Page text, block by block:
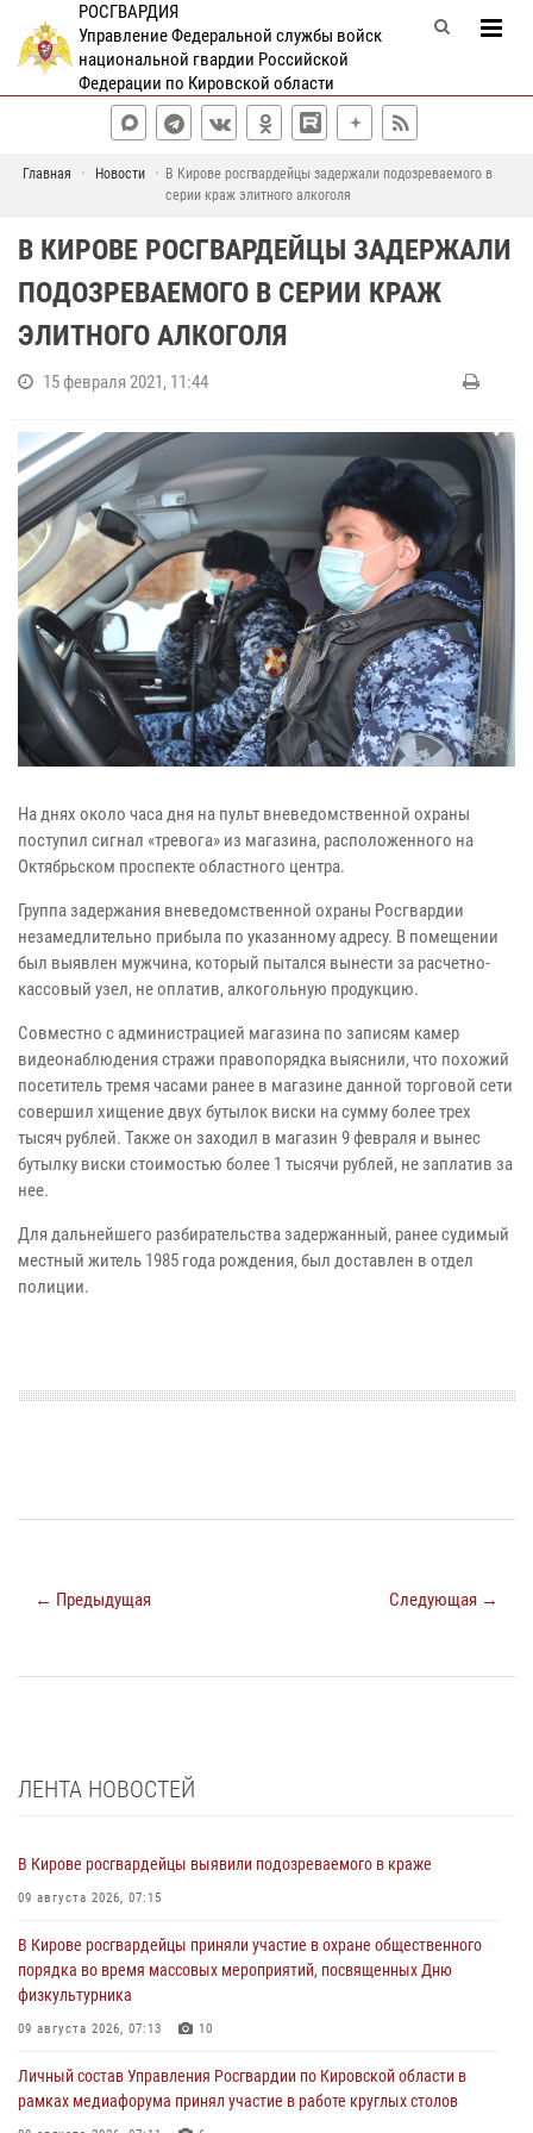
РОСГВАРДИЯ
Управление Федеральной службы войск
национальной гвардии Российской
Федерации по Кировской области
Главная Новости
В Кирове росгвардейцы задержали подозреваемого в
серии краж элитного алкоголя
В КИРОВЕ РОСГВАРДЕЙЦЫ ЗАДЕРЖАЛИ
ПОДОЗРЕВАЕМОГО В СЕРИИ КРАЖ
ЭЛИТНОГО АЛКОГОЛЯ
15 февраля 2021, 11:44
На днях около часа дня на пульт вневедомственной охраны
поступил сигнал «тревога» из магазина, расположенного на
Октябрьском проспекте областного центра.
Группа задержания вневедомственной охраны Росгвардии
незамедлительно прибыла по указанному адресу. В помещении
был выявлен мужчина, который пытался вынести за расчетно-
кассовый узел, не оплатив, алкогольную продукцию.
Совместно с администрацией магазина по записям камер
видеонаблюдения стражи правопорядка выяснили, что похожий
посетитель тремя часами ранее в магазине данной торговой сети
совершил хищение двух бутылок виски на сумму более трех
тысяч рублей. Также он заходил в магазин 9 февраля и вынес
бутылку виски стоимостью более 1 тысячи рублей, не заплатив за
нее.
Для дальнейшего разбирательства задержанный, ранее судимый
местный житель 1985 года рождения, был доставлен в отдел
полиции.
← Предыдущая Следующая →
ЛЕНТА НОВОСТЕЙ
В Кирове росгвардейцы выявили подозреваемого в краже
09 августа 2026, 07:15
В Кирове росгвардейцы приняли участие в охране общественного
порядка во время массовых мероприятий, посвященных Дню
физкультурника
09 августа 2026, 07:13 10
Личный состав Управления Росгвардии по Кировской области в
рамках медиафорума принял участие в работе круглых столов